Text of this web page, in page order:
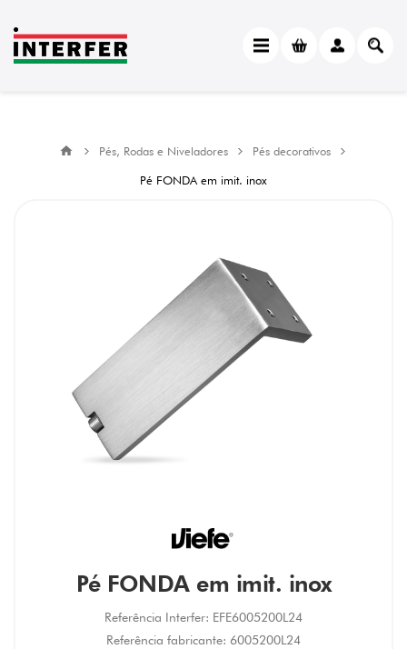
Pés, Rodas e Niveladores
Pés decorativos
Pé FONDA em imit. inox
Pé FONDA em imit. inox
Referência Interfer: EFE6005200L24
Referência fabricante: 6005200L24